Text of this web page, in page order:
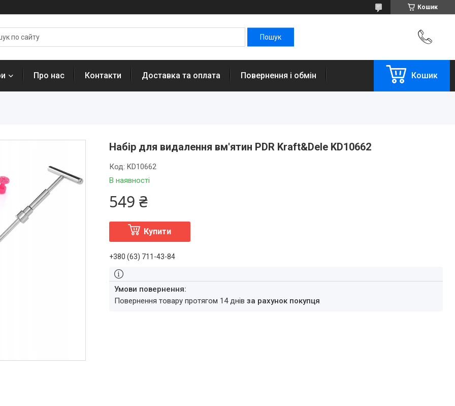
Кошик
Про нас Контакти Доставка та оплата Повернення і обмін Кошик
Набір для видалення вм'ятин PDR Kraft&Dele KD10662
В наявності
Код: KD10662
549 ₴
Купити
+380 (63) 711-43-84
повернення товару протягом 14 днів за рахунок покупця